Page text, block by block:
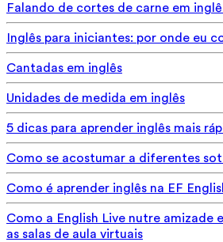
Falando de cortes de carne em
Inglês para iniciantes: por onde eu
Cantadas em inglês
Unidades de medida em inglês
5 dicas para aprender inglês mais
Como se acostumar a diferentes
Como é aprender inglês na EF
Como a English Live nutre amizade
as salas de aula virtuais